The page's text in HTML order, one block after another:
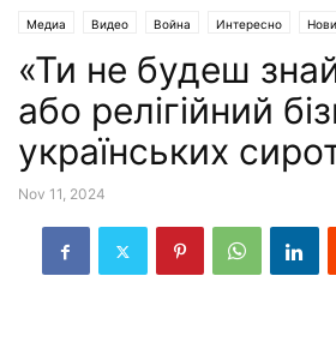
Медиа Видео Война Интересно
Статьи Эксклюзив
«Ти не будеш
або релігійний
українських
Nov 11, 2024